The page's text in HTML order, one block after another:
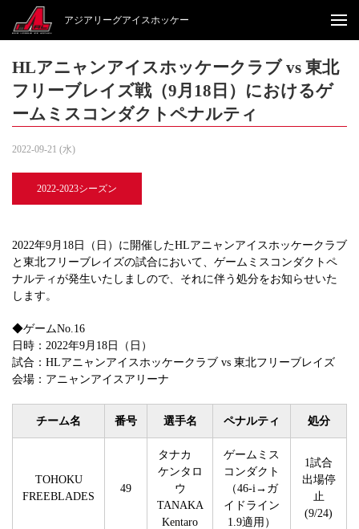
アジアリーグアイスホッケー
HLアニャンアイスホッケークラブ vs 東北
フリーブレイズ戦（9月18日）におけるゲ
ームミスコンダクトペナルティ
2022-09-21 (水)
2022-2023シーズン
2022年9月18日（日）に開催したHLアニャンアイスホッケークラブ
と東北フリーブレイズの試合において、ゲームミスコンダクトペ
ナルティが発生いたしましので、それに伴う処分をお知らせいた
します。
◆ゲームNo.16
日時：2022年9月18日（日）
試合：HLアニャンアイスホッケークラブ vs 東北フリーブレイズ
会場：アニャンアイスアリーナ
チーム名 番号 選手名 ペナルティ 処分
TOHOKU
FREEBLADES
49
タナカ
ケンタロ
ウ
TANAKA
Kentaro
ゲームミス
コンダクト
（46-i→ガ
イドライン
1.9適用）
1試合
出場停
止
(9/24)